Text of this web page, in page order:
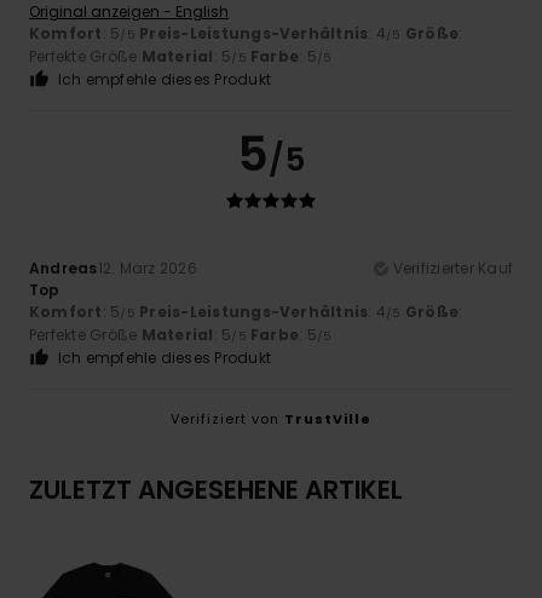
Original anzeigen - English
Komfort: 5/5 Preis-Leistungs-Verhältnis: 4/5 Größe:
Perfekte Größe Material: 5/5 Farbe: 5/5
Ich empfehle dieses Produkt
5/5
Andreas12. März 2026
Verifizierter Kauf
Top
Komfort: 5/5 Preis-Leistungs-Verhältnis: 4/5 Größe:
Perfekte Größe Material: 5/5 Farbe: 5/5
Ich empfehle dieses Produkt
Verifiziert von TrustVille
ZULETZT ANGESEHENE ARTIKEL